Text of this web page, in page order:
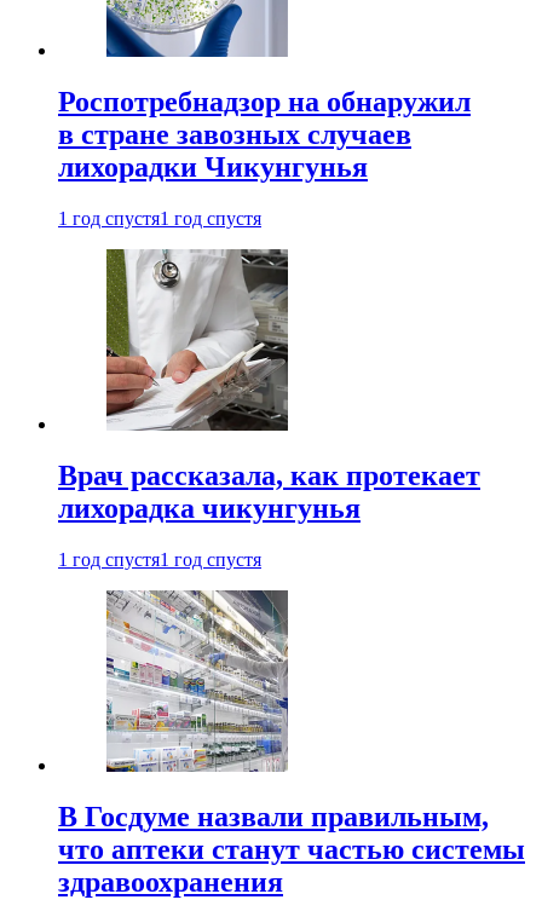
Роспотребнадзор на обнаружил
в стране завозных случаев
лихорадки Чикунгунья
1 год спустя1 год спустя
Врач рассказала, как протекает
лихорадка чикунгунья
1 год спустя1 год спустя
В Госдуме назвали правильным,
что аптеки станут частью системы
здравоохранения